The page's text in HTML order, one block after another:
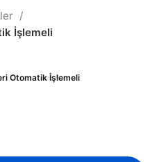
İşlemeli
Otomatik İşlemeli